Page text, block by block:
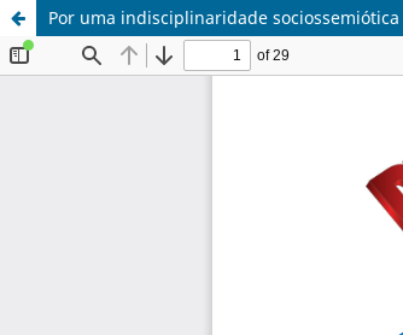
Por uma indisciplinaridade sociossemiótica